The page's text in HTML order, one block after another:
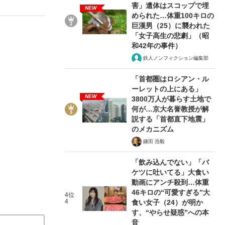
が悲しい」『北の国から』倉本聰氏（91...
NEW
害」遺体はスコップで埋
められた…体重100キロの
巨漢男（25）に襲われた
「女子高生の悲劇」（昭
和42年の事件）
鉄人ノンフィクション編集部
NEW
「首都圏はロシアン・ル
ーレットの上にある」
3800万人が暮らす土地で
何が…京大名誉教授が解
説する「首都直下地震」
のメカニズム
鎌田 浩毅
4位
4
「飲み込んでない」「バ
ケツに吐いてる」大食い
動画にアンチ殺到…体重
46キロの“可愛すぎる”大
食い女子（24）が明か
す、“やらせ疑惑”への本
音